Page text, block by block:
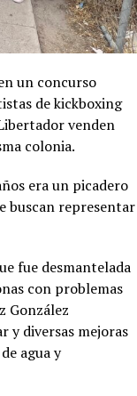
un concurso
de kickboxing
venden
colonia.
era un picadero
buscan representar
fue desmantelada
con problemas
González
y diversas mejoras
agua y